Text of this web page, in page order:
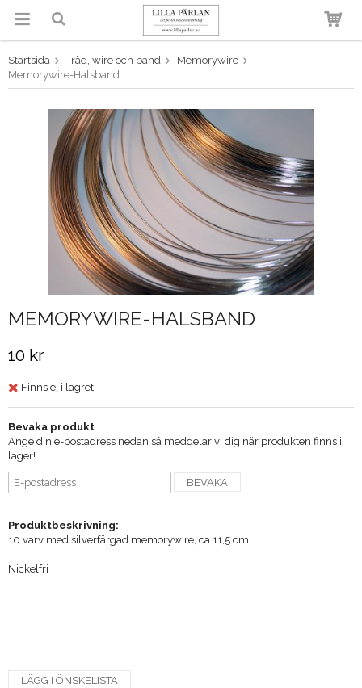
Produkten har blivit tillagd i
Startsida Tråd, wire och band
Memorywire
Memorywire-Halsband
MEMORYWIRE-HALSBAND
10 kr
Finns ej i lagret
Bevaka produkt
Ange din e-postadress nedan så meddelar vi dig när produkten finns i
lager!
BEVAKA
Produktbeskrivning:
10 varv med silverfärgad memorywire, ca 11,5 cm.
Nickelfri
LÄGG I ÖNSKELISTA